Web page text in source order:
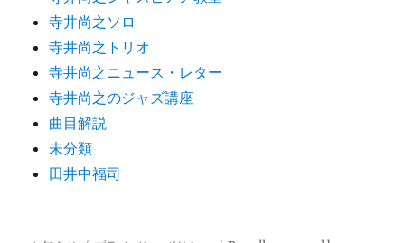
寺井尚之ソロ
寺井尚之トリオ
寺井尚之ニュース・レター
寺井尚之のジャズ講座
曲目解説
未分類
田井中福司